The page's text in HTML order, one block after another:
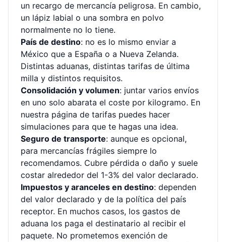
un recargo de mercancía peligrosa. En cambio,
un lápiz labial o una sombra en polvo
normalmente no lo tiene.
País de destino: no es lo mismo enviar a
México que a España o a Nueva Zelanda.
Distintas aduanas, distintas tarifas de última
milla y distintos requisitos.
Consolidación y volumen: juntar varios envíos
en uno solo abarata el coste por kilogramo. En
nuestra página de tarifas puedes hacer
simulaciones para que te hagas una idea.
Seguro de transporte: aunque es opcional,
para mercancías frágiles siempre lo
recomendamos. Cubre pérdida o daño y suele
costar alrededor del 1-3% del valor declarado.
Impuestos y aranceles en destino: dependen
del valor declarado y de la política del país
receptor. En muchos casos, los gastos de
aduana los paga el destinatario al recibir el
paquete. No prometemos exención de